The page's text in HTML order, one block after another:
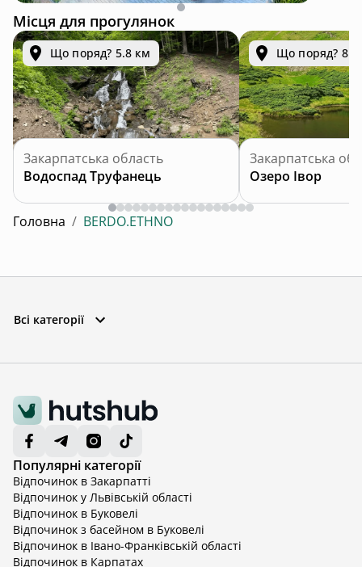
Місця для прогулянок
Що поряд? 5.8 км
Закарпатська область
Водоспад Труфанець
Що поряд? 8.8
Закарпатська
Озеро Івор
Головна / BERDO.ETHNO
Всі категорії
Популярні категорії
Відпочинок в Закарпатті
Відпочинок у Львівській області
Відпочинок в Буковелі
Відпочинок з басейном в Буковелі
Відпочинок в Івано-Франківській області
Відпочинок в Карпатах